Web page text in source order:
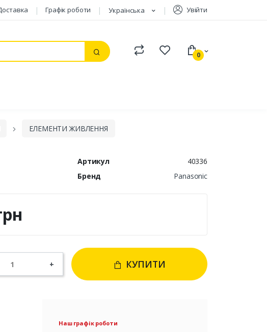
Графік роботи Українська Увійти
Пошук
Compare Watchlist
0
ЕЛЕМЕНТИ ЖИВЛЕННЯ
Артикул
40336
Бренд
Panasonic
+ КУПИТИ
Наш графік роботи